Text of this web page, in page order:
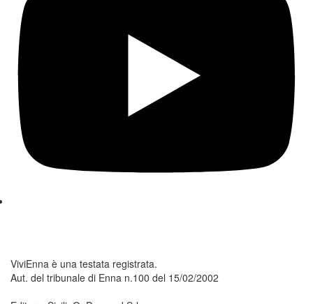
ViviEnna è una testata registrata.
Aut. del tribunale di Enna n.100 del 15/02/2002